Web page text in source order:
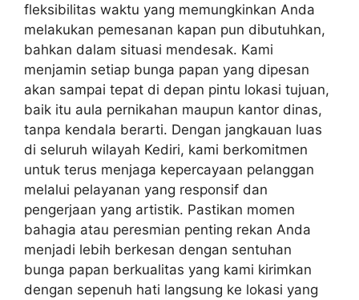
fleksibilitas waktu yang memungkinkan Anda
melakukan pemesanan kapan pun dibutuhkan,
bahkan dalam situasi mendesak. Kami
menjamin setiap bunga papan yang dipesan
akan sampai tepat di depan pintu lokasi tujuan,
baik itu aula pernikahan maupun kantor dinas,
tanpa kendala berarti. Dengan jangkauan luas
di seluruh wilayah Kediri, kami berkomitmen
untuk terus menjaga kepercayaan pelanggan
melalui pelayanan yang responsif dan
pengerjaan yang artistik. Pastikan momen
bahagia atau peresmian penting rekan Anda
menjadi lebih berkesan dengan sentuhan
bunga papan berkualitas yang kami kirimkan
dengan sepenuh hati langsung ke lokasi yang